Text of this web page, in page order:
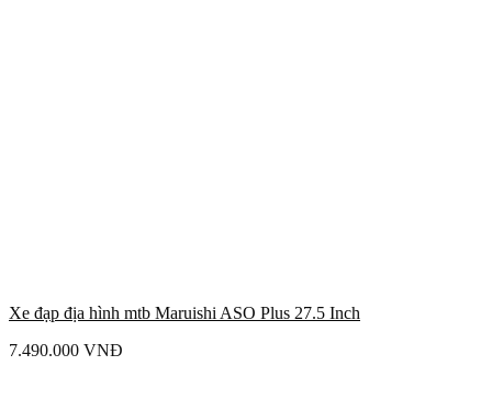
Xe đạp địa hình mtb Maruishi ASO Plus 27.5 Inch
7.490.000 VNĐ